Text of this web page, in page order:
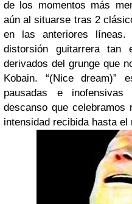
de los momentos más
aún al situarse tras 2
en las anteriores
distorsión guitarrera tan
derivados del grunge que
Kobain. “(Nice
pausadas e
descanso que
intensidad recibida hasta el